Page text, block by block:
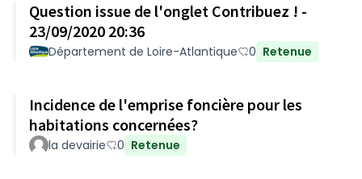
Question issue de l'onglet Contribuez ! -
23/09/2020 20:36
Département de Loire-Atlantique 0 Retenue
Incidence de l'emprise foncière pour les
habitations concernées?
la devairie 0 Retenue